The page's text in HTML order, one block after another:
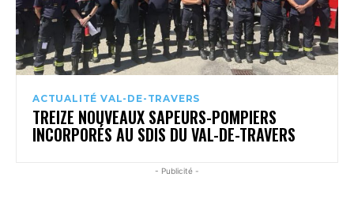
ACTUALITÉ VAL-DE-TRAVERS
TREIZE NOUVEAUX SAPEURS-POMPIERS
INCORPORÉS AU SDIS DU VAL-DE-TRAVERS
- Publicité -